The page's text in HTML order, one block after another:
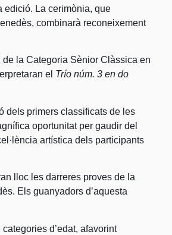
edició. La cerimònia, que
combinarà reconeixement
de la Categoria Sènior Clàssica en
el Trío núm. 3 en do
dels primers classificats de les
oportunitat per gaudir del
artística dels participants
lloc les darreres proves de la
Els guanyadors d’aquesta
d’edat, afavorint